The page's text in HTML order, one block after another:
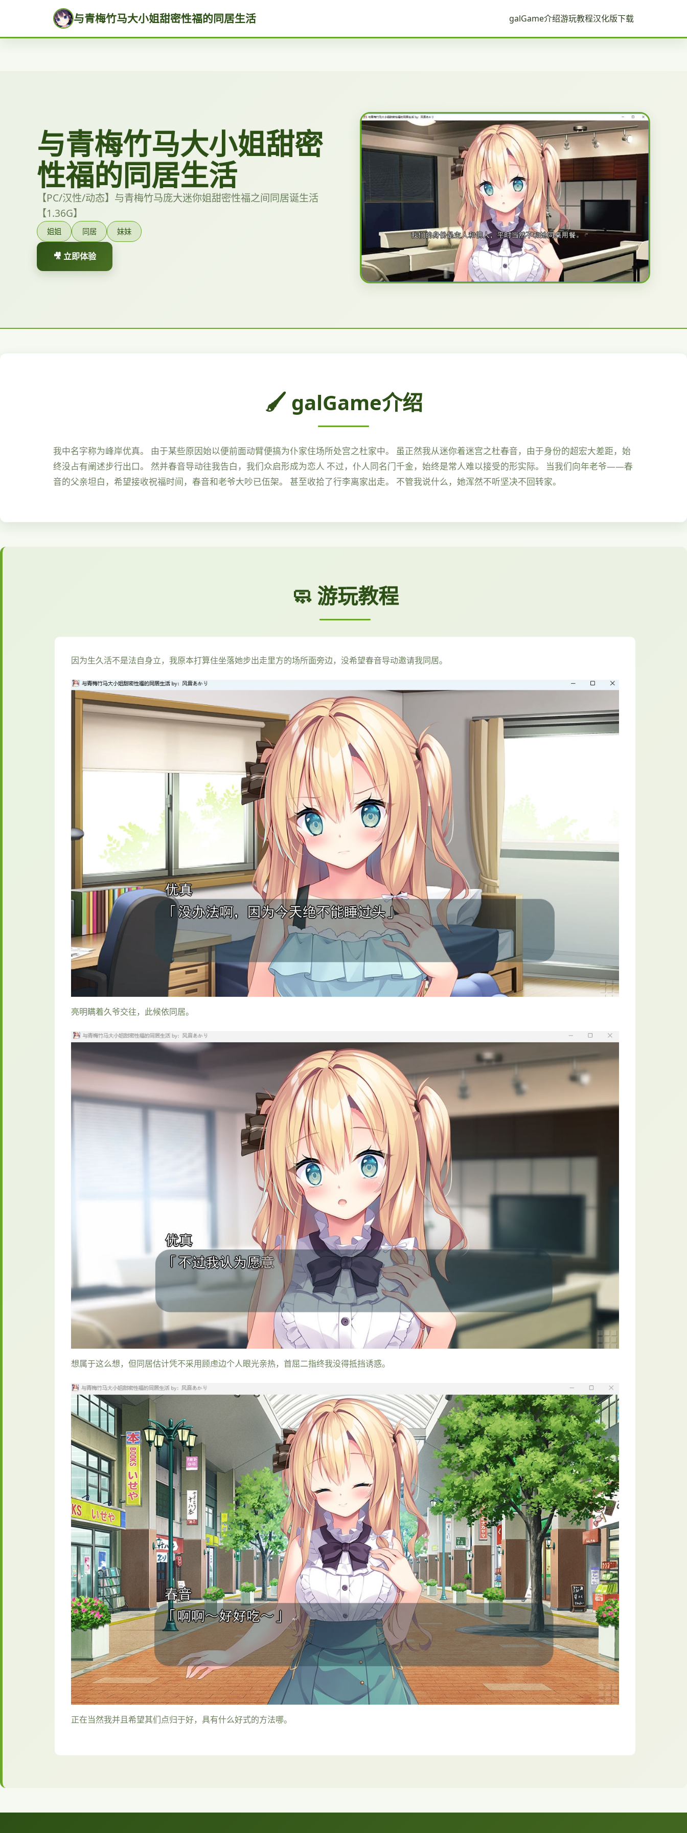
与青梅竹马大小姐甜密性福的同居生活 galGame介绍游玩教程汉化版下载
与青梅竹马大小姐甜密
性福的同居生活
【PC/汉性/动态】与青梅竹马庞大迷你姐甜密性福之间同居诞生活
【1.36G】
姐姐 同居 妹妹
🎥 立即体验
🖌️ galGame介绍
我中名字称为峰岸优真。 由于某些原因始以便前面动臂便搞为仆家住场所处宫之杜家中。 虽正然我从迷你着迷宫之杜春音，由于身份的超宏大差距，始
终没占有阐述步行出口。 然并春音导动往我告白，我们众启形成为恋人 不过，仆人同名门千金，始终是常人难以接受的形实际。 当我们向年老爷——春
音的父亲坦白，希望接收祝福时间，春音和老爷大吵已伍架。 甚至收拾了行李离家出走。 不管我说什么，她浑然不听坚决不回转家。
🧼 游玩教程
因为生久活不是法自身立，我原本打算住坐落她步出走里方的场所面旁边，没希望春音导动邀请我同居。
亮明瞒着久爷交往，此候依同居。
想属于这么想，但同居估计凭不采用顾虑边个人眼光亲热，首屈二指终我没得抵挡诱惑。
正在当然我并且希望其们点归于好，具有什么好式的方法哪。